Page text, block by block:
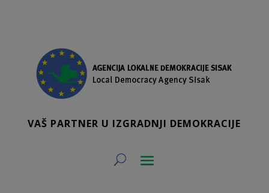
VAŠ PARTNER U IZGRADNJI DEMOKRACIJE